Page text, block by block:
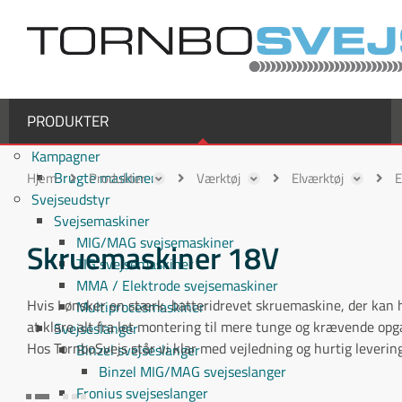
PRODUKTER
Kampagner
Brugte maskiner
Svejseudstyr
Svejsemaskiner
MIG/MAG svejsemaskiner
TIG svejsemaskiner
MMA / Elektrode svejsemaskiner
Multiprocesmaskiner
Svejseslanger
Binzel svejseslanger
Binzel MIG/MAG svejseslanger
Fronius svejseslanger
Hjem Produkter Værktøj Elværktøj
Skruemaskiner 18V
Hvis I ønsker en stærk, batteridrevet skruemaskine, der
at klare alt fra let montering til mere tunge og krævende
Hos TornboSvejs står vi klar med vejledning og hurtig